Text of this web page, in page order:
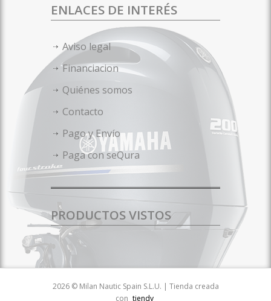
ENLACES DE INTERÉS
Aviso legal
Financiacion
Quiénes somos
Contacto
Pago y Envío
Paga con seQura
PRODUCTOS VISTOS
2026 © Milan Nautic Spain S.L.U. | Tienda creada
con tiendy